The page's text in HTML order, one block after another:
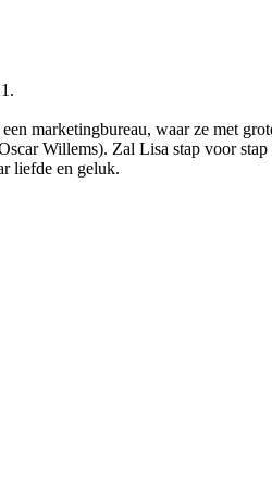
marketingbureau, waar ze met
Willems). Zal Lisa stap voor
liefde en geluk.